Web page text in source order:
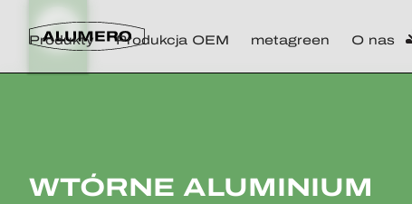
Produkty Produkcja OEM metagreen O nas
WTÓRNE ALUMINIUM